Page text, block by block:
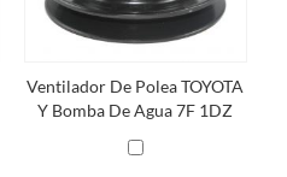
Ventilador De Polea TOYOTA
Y Bomba De Agua 7F 1DZ
78703-71, 16371-UD020